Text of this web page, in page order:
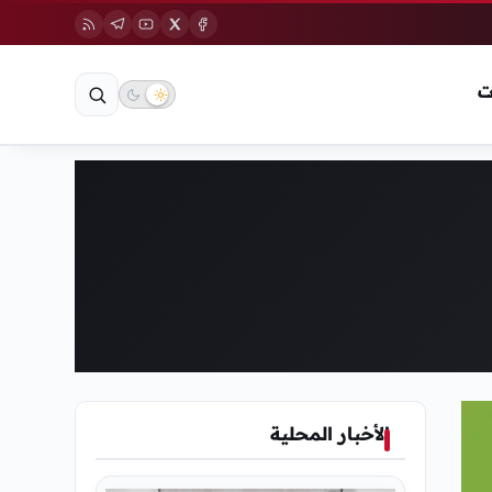
الأخبار المحلية